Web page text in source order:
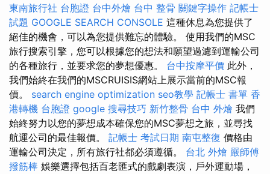
東南旅行社 台胞證 台中外燴 台中 整骨 關鍵字操作 記帳士
試題 GOOGLE SEARCH CONSOLE 這種休息為您提供了
絕佳的機會，可以為您提供難忘的體驗。 使用我們的MSC
旅行搜索引擎，您可以根據您的想法和願望過濾到運輸公司
的各種旅行，並要求您的夢想優惠。 台中按摩平價 此外，
我們始終在我們的MSCRUISIS網站上展示當前的MSC報
價。 search engine optimization seo教學 記帳士 書單 香
港轉機 台胞證 google 搜尋技巧 新竹整骨 台中 外燴 我們
始終努力以您的夢想成本確保您的MSC夢想之旅，並尋找
航運公司的最佳報價。 記帳士 考試日期 南屯整復 價格由
運輸公司決定，所有旅行社都必須遵循。 台北 外燴 嚴師傅
撥筋棒 娛樂選擇包括百老匯式的戲劇表演，戶外運動場，